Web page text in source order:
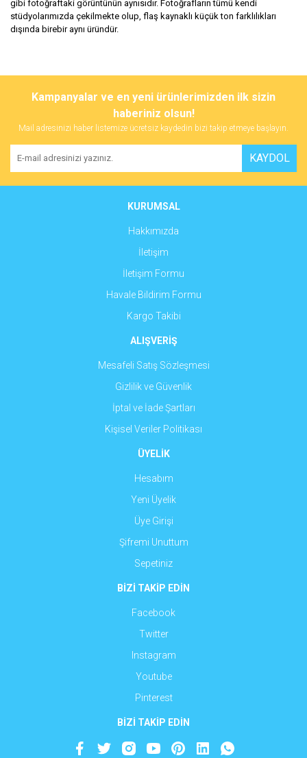
gibi fotoğraftaki görüntünün aynısıdır. Fotoğrafların tümü kendi
stüdyolarımızda çekilmekte olup, flaş kaynaklı küçük ton farklılıkları
dışında birebir aynı üründür.
Bu ürüne ilk yorumu siz yapın!
Yorum Yaz
tarafımıza iletebilirsiniz.
Görüş ve önerileriniz için teşekkür ederiz.
Ürün resmi kalitesiz, bozuk veya görüntülenemiyor.
Ürün açıklamasında eksik bilgiler bulunuyor.
Ürün fiyatı diğer sitelerden daha pahalı.
Gönder
Kampanyalar ve en yeni ürünlerimizden ilk sizin
haberiniz olsun!
Mail adresinizi haber listemize ücretsiz kaydedin bizi takip etmeye başlayın.
KAYDOL
KURUMSAL
Hakkımızda
İletişim
İletişim Formu
Havale Bildirim Formu
Kargo Takibi
ALIŞVERİŞ
Mesafeli Satış Sözleşmesi
Gizlilik ve Güvenlik
İptal ve İade Şartları
Kişisel Veriler Politikası
ÜYELİK
Hesabım
Yeni Üyelik
Üye Girişi
Şifremi Unuttum
Sepetiniz
BİZİ TAKİP EDİN
Facebook
Twitter
Instagram
Youtube
Pinterest
BİZİ TAKİP EDİN